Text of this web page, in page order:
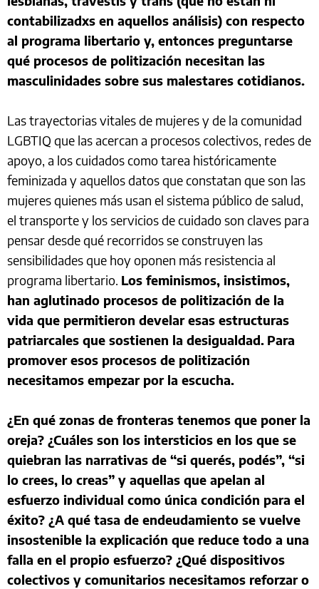
contabilizadxs en aquellos análisis) con respecto
al programa libertario y, entonces preguntarse
qué procesos de politización necesitan las
masculinidades sobre sus malestares cotidianos.
Las trayectorias vitales de mujeres y de la comunidad
LGBTIQ que las acercan a procesos colectivos, redes de
apoyo, a los cuidados como tarea históricamente
feminizada y aquellos datos que constatan que son las
mujeres quienes más usan el sistema público de salud,
el transporte y los servicios de cuidado son claves para
pensar desde qué recorridos se construyen las
sensibilidades que hoy oponen más resistencia al
programa libertario. Los feminismos, insistimos,
han aglutinado procesos de politización de la
vida que permitieron develar esas estructuras
patriarcales que sostienen la desigualdad. Para
promover esos procesos de politización
necesitamos empezar por la escucha.
¿En qué zonas de fronteras tenemos que poner la
oreja? ¿Cuáles son los intersticios en los que se
quiebran las narrativas de “si querés, podés”, “si
lo crees, lo creas” y aquellas que apelan al
esfuerzo individual como única condición para el
éxito? ¿A qué tasa de endeudamiento se vuelve
insostenible la explicación que reduce todo a una
falla en el propio esfuerzo? ¿Qué dispositivos
colectivos y comunitarios necesitamos reforzar o